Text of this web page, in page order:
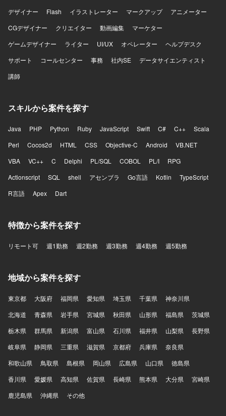
デザイナー
Flash イラストレーター マークアップ
アニメーター
CGデザイナー
クリエイター 動画編集
マーケター
ゲームデザイナー
ライター UI/UX オペレーター
ヘルプデスク
サポート
コールセンター 事務 社内SE
データサイエンティスト
講師
スキルから案件を探す
Java PHP Python Ruby JavaScript Swift C# C++
Scala
Perl
Cocos2d HTML CSS Objective-C Android
VB.NET
VBA
VC++ C Delphi PL/SQL COBOL PL/I
RPG
Actionscript
SQL shell アセンブラ Go言語 Kotlin
TypeScript
R言語
Apex Dart
特徴から案件を探す
リモート可 週1勤務 週2勤務 週3勤務 週4勤務 週5勤務
地域から案件を探す
東京都 大阪府 福岡県 愛知県 埼玉県 千葉県
神奈川県
北海道
青森県 岩手県 宮城県 秋田県 山形県 福島県
茨城県
栃木県
群馬県 新潟県 富山県 石川県 福井県 山梨県
長野県
岐阜県
静岡県 三重県 滋賀県 京都府 兵庫県
奈良県
和歌山県
鳥取県 島根県 岡山県 広島県 山口県
徳島県
香川県
愛媛県 高知県 佐賀県 長崎県 熊本県 大分県
宮崎県
鹿児島県
沖縄県 その他